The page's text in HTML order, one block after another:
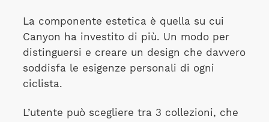
La componente estetica è quella su cui
Canyon ha investito di più. Un modo per
distinguersi e creare un design che davvero
soddisfa le esigenze personali di ogni
ciclista.
L’utente può scegliere tra 3 collezioni, che